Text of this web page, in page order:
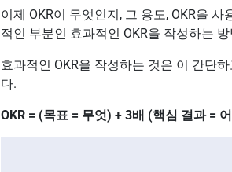
이제 OKR이 무엇인지, 그 용도, OKR을
적인 부분인 효과적인 OKR을 작성하는
효과적인 OKR을 작성하는 것은 이 간단
다.
OKR = (목표 = 무엇) + 3배 (핵심 결과 =